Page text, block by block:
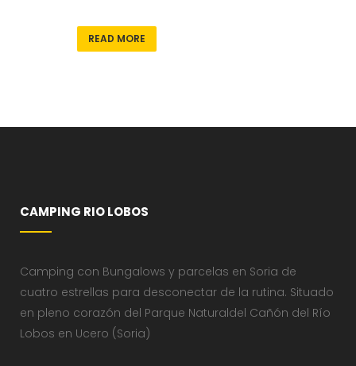
READ MORE
CAMPING RIO LOBOS
Camping con Bungalows y parcelas en Soria de
cuatro estrellas para desconectar de la rutina. Situado
en pleno corazón del Parque Naturaldel Cañón del Río
Lobos en Ucero (Soria)